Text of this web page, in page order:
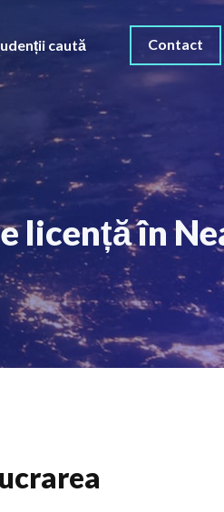
caută Contact
licență în